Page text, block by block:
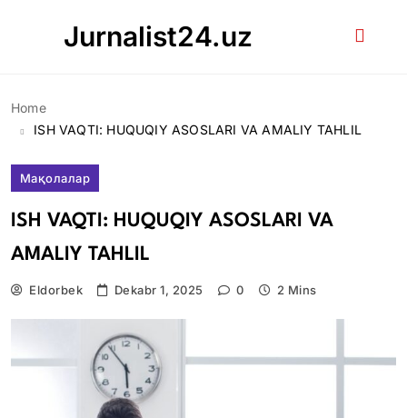
Jurnalist24.uz
Home
ISH VAQTI: HUQUQIY ASOSLARI VA AMALIY TAHLIL
Мақолалар
ISH VAQTI: HUQUQIY ASOSLARI VA
AMALIY TAHLIL
Eldorbek Dekabr 1, 2025 0 2 Mins